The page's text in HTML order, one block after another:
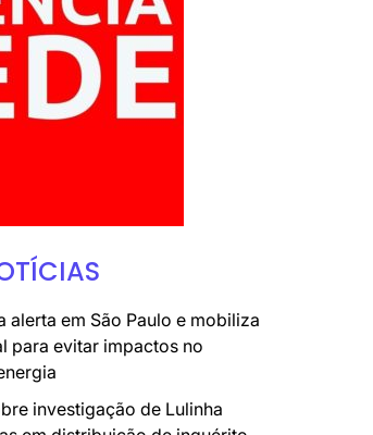
alerta em São Paulo e mobiliza
para evitar impactos no
investigação de Lulinha